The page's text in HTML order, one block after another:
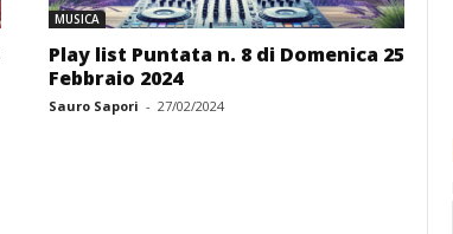
MUSICA
Play list Puntata n. 8 di Domenica 25
Febbraio 2024
Sauro Sapori - 27/02/2024